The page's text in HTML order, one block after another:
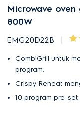
Microwave oven
800W
EMG20D22B
CombiGrill untuk
program.
Crispy Reheat
10 program pre-